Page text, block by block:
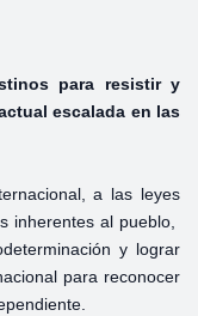
para resistir y
escalada en las
a las leyes
inherentes al pueblo,
y lograr
para reconocer